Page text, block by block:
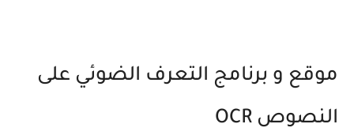
موقع و برنامج التعرف الضوئي على
النصوص OCR